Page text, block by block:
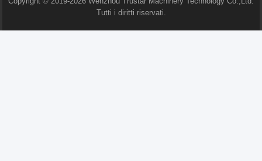
Macchina d'emulsione d'omogeneizzazione
Altri video
Tutti i diritti riservati.